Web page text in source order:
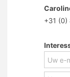
+31